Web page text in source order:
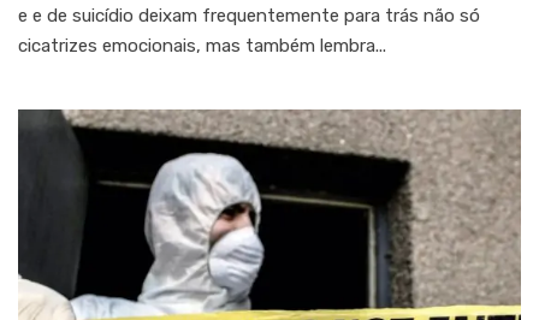
e e de suicídio deixam frequentemente para trás não só
cicatrizes emocionais, mas também lembra...